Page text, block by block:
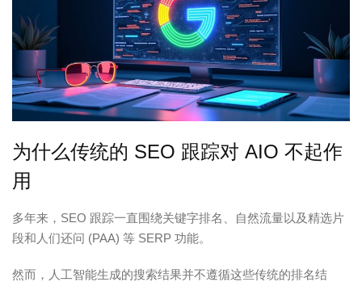
为什么传统的 SEO 跟踪对 AIO 不起作
用
多年来，SEO 跟踪一直围绕关键字排名、自然流量以及精选片
段和人们还问 (PAA) 等 SERP 功能。
然而，人工智能生成的搜索结果并不遵循这些传统的排名结